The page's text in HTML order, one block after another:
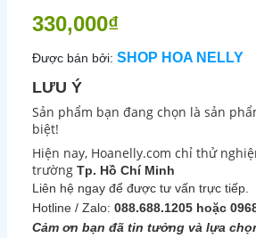
330,000₫
Được bán bởi: SHOP HOA NELLY
LƯU Ý
Sản phẩm bạn đang chọn là sản
biệt!
Hiện nay, Hoanelly.com chỉ thử
trường Tp. Hồ Chí Minh
Liên hệ ngay để được tư vấn trực tiếp.
Hotline / Zalo: 088.688.1205 hoặc
Cảm ơn bạn đã tin tưởng và lựa